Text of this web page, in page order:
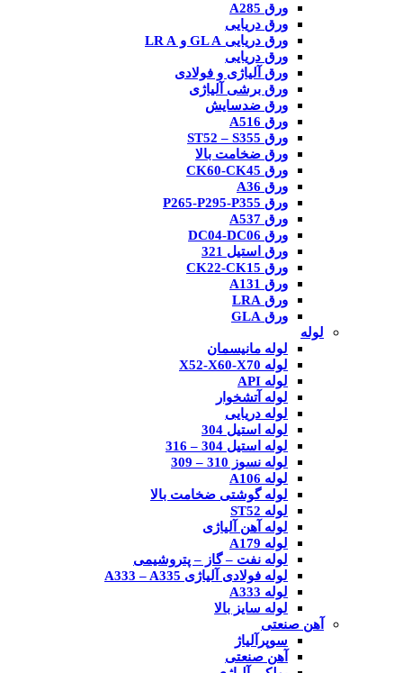
ورق A285
ورق دریایی
ورق دریایی GL A و LR A
ورق دریایی
ورق آلیاژی و فولادی
ورق برشی آلیاژی
ورق ضدسایش
ورق A516
ورق ST52 – S355
ورق ضخامت بالا
ورق CK60-CK45
ورق A36
ورق P265-P295-P355
ورق A537
ورق DC04-DC06
ورق استیل 321
ورق CK22-CK15
ورق A131
ورق LRA
ورق GLA
لوله
لوله مانیسمان
لوله X52-X60-X70
لوله API
لوله آتشخوار
لوله دریایی
لوله استیل 304
لوله استیل 304 – 316
لوله نسوز 310 – 309
لوله A106
لوله گوشتی ضخامت بالا
لوله ST52
لوله آهن آلیاژی
لوله A179
لوله نفت – گاز – پتروشیمی
لوله فولادی آلیاژی A333 – A335
لوله A333
لوله سایز بالا
آهن صنعتی
سوپرآلیاژ
آهن صنعتی